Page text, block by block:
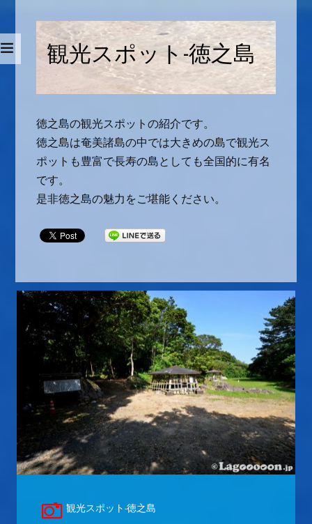
観光スポット-徳之島
徳之島の観光スポットの紹介です。
徳之島は奄美諸島の中では大きめの島で観光ス
ポットも豊富で長寿の島としても全国的に有名
です。
是非徳之島の魅力をご堪能ください。
観光スポット-徳之島